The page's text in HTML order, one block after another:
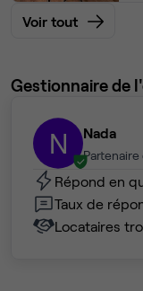
Voir tout
Gestionnaire de
N Nada
Répond en
Taux de
Locataires